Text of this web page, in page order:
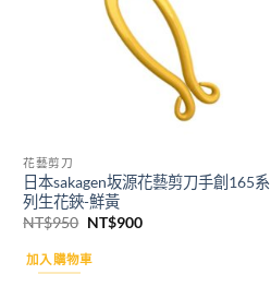
花藝剪刀
日本sakagen坂源花藝剪刀手創165系
列生花鋏-鮮黃
NT$950 原
價
格：
NT$900目
加入購物車